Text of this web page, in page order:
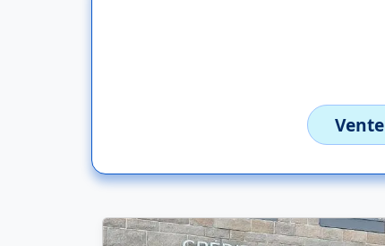
Vente